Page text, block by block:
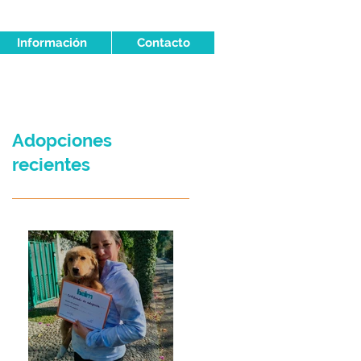
Información Contacto
Adopciones
recientes